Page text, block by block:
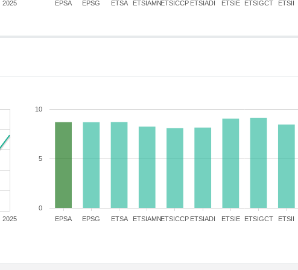
2025 EPSA EPSG ETSA ETSIAMNETSICCP ETSIADI ETSIE ETSIGCT ETSII
2025 EPSA EPSG ETSA ETSIAMNETSICCP ETSIADI ETSIE ETSIGCT ETSII
0
5
10